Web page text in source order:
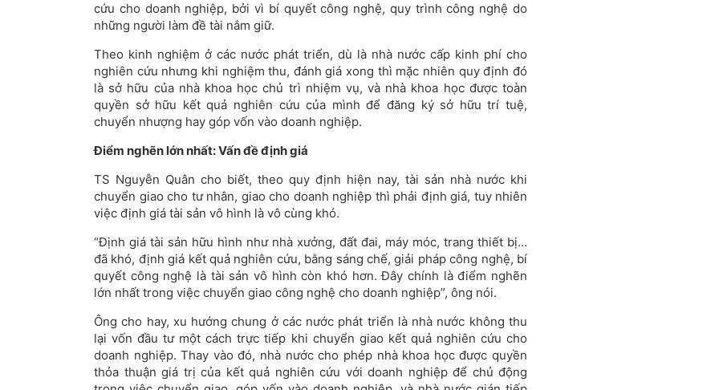
cứu cho doanh nghiệp, bởi vì bí quyết công nghệ, quy trình công nghệ do
những người làm đề tài nắm giữ.
Theo kinh nghiệm ở các nước phát triển, dù là nhà nước cấp kinh phí cho
nghiên cứu nhưng khi nghiệm thu, đánh giá xong thì mặc nhiên quy định đó
là sở hữu của nhà khoa học chủ trì nhiệm vụ, và nhà khoa học được toàn
quyền sở hữu kết quả nghiên cứu của mình để đăng ký sở hữu trí tuệ,
chuyển nhượng hay góp vốn vào doanh nghiệp.
Điểm nghẽn lớn nhất: Vấn đề định giá
TS Nguyễn Quân cho biết, theo quy định hiện nay, tài sản nhà nước khi
chuyển giao cho tư nhân, giao cho doanh nghiệp thì phải định giá, tuy nhiên
việc định giá tài sản vô hình là vô cùng khó.
“Định giá tài sản hữu hình như nhà xưởng, đất đai, máy móc, trang thiết bị…
đã khó, định giá kết quả nghiên cứu, bằng sáng chế, giải pháp công nghệ, bí
quyết công nghệ là tài sản vô hình còn khó hơn. Đây chính là điểm nghẽn
lớn nhất trong việc chuyển giao công nghệ cho doanh nghiệp”, ông nói.
Ông cho hay, xu hướng chung ở các nước phát triển là nhà nước không thu
lại vốn đầu tư một cách trực tiếp khi chuyển giao kết quả nghiên cứu cho
doanh nghiệp. Thay vào đó, nhà nước cho phép nhà khoa học được quyền
thỏa thuận giá trị của kết quả nghiên cứu với doanh nghiệp để chủ động